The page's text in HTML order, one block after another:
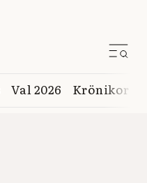
Val 2026 Krönikor